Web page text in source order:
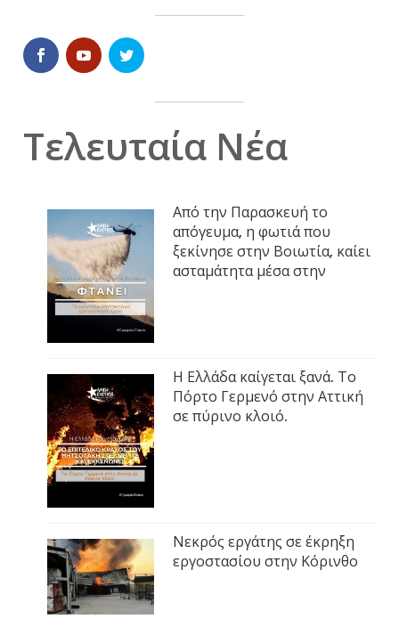
Τελευταία Νέα
Από την Παρασκευή το
απόγευμα, η φωτιά που
ξεκίνησε στην Βοιωτία, καίει
ασταμάτητα μέσα στην
Η Ελλάδα καίγεται ξανά. Το
Πόρτο Γερμενό στην Αττική
σε πύρινο κλοιό.
Νεκρός εργάτης σε έκρηξη
εργοστασίου στην Κόρινθο